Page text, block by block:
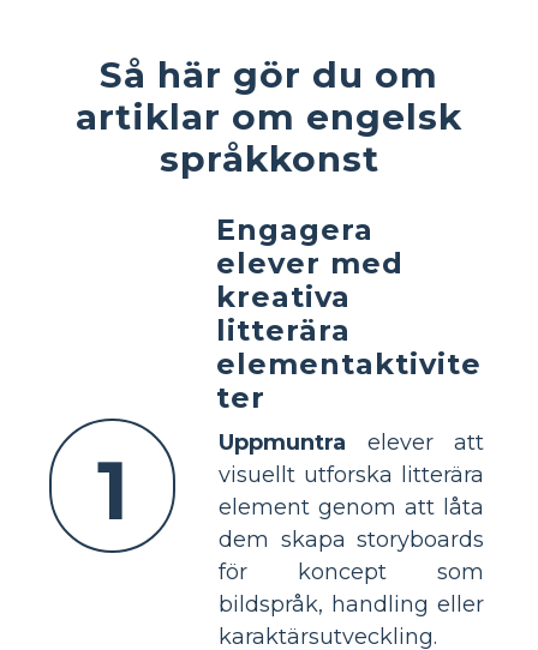
Så här gör du om
artiklar om engelsk
språkkonst
1
Engagera
elever med
kreativa
litterära
elementaktivite
ter
Uppmuntra elever att
visuellt utforska litterära
element genom att låta
dem skapa storyboards
för koncept som
bildspråk, handling eller
karaktärsutveckling.